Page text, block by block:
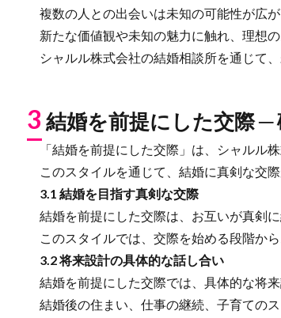
複数の人との出会いは未知の可能性が広が
新たな価値観や未知の魅力に触れ、理想
シャルル株式会社の結婚相談所を通じて
3 結婚を前提にした交際
「結婚を前提にした交際」は、シャルル
このスタイルを通じて、結婚に真剣な交
3.1 結婚を目指す真剣な交際
結婚を前提にした交際は、お互いが真剣
このスタイルでは、交際を始める段階か
3.2 将来設計の具体的な話し合い
結婚を前提にした交際では、具体的な将
結婚後の住まい、仕事の継続、子育ての